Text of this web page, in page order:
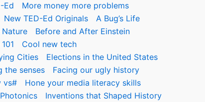
Ed
More money more problems
New TED-Ed Originals
A Bug’s Life
Before and After Einstein
Cool new tech
Cities
Elections in the United States
the senses
Facing our ugly history
vs#
Hone your media literacy skills
Inventions that Shaped History